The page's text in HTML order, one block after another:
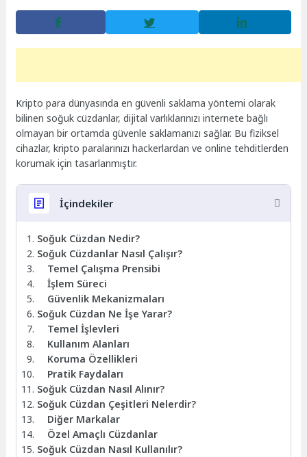
Kripto para dünyasında en güvenli saklama yöntemi olarak
bilinen soğuk cüzdanlar, dijital varlıklarınızı internete bağlı
olmayan bir ortamda güvenle saklamanızı sağlar. Bu fiziksel
cihazlar, kripto paralarınızı hackerlardan ve online tehditlerden
korumak için tasarlanmıştır.
İçindekiler
Soğuk Cüzdan Nedir?
Soğuk Cüzdanlar Nasıl Çalışır?
Temel Çalışma Prensibi
İşlem Süreci
Güvenlik Mekanizmaları
Soğuk Cüzdan Ne İşe Yarar?
Temel İşlevleri
Kullanım Alanları
Koruma Özellikleri
Pratik Faydaları
Soğuk Cüzdan Nasıl Alınır?
Soğuk Cüzdan Çeşitleri Nelerdir?
Diğer Markalar
Özel Amaçlı Cüzdanlar
Soğuk Cüzdan Nasıl Kullanılır?